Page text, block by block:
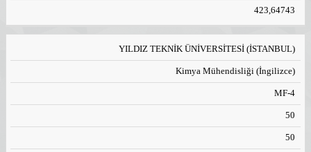
423,64743
YILDIZ TEKNİK ÜNİVERSİTESİ (İSTANBUL)
Kimya Mühendisliği (İngilizce)
MF-4
50
50